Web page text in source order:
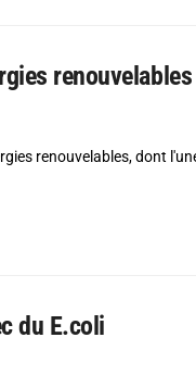
renouvelables
renouvelables, dont
du E.coli